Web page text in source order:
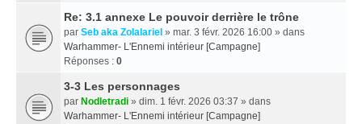
Re: 3.1 annexe Le pouvoir derrière le trône
par Seb aka Zolalariel » mar. 3 févr. 2026 16:00 » dans
Warhammer- L'Ennemi intérieur [Campagne]
Réponses : 0
3-3 Les personnages
par Nodletradi » dim. 1 févr. 2026 03:37 » dans
Warhammer- L'Ennemi intérieur [Campagne]